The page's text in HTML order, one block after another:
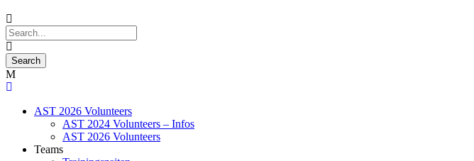
AST 2026 Volunteers
AST 2024 Volunteers – Infos
AST 2026 Volunteers
Teams